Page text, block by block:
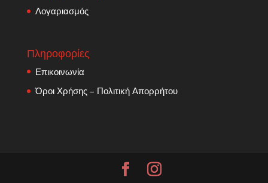
Λογαριασμός
Πληροφορίες
Επικοινωνία
Όροι Χρήσης – Πολιτική Απορρήτου